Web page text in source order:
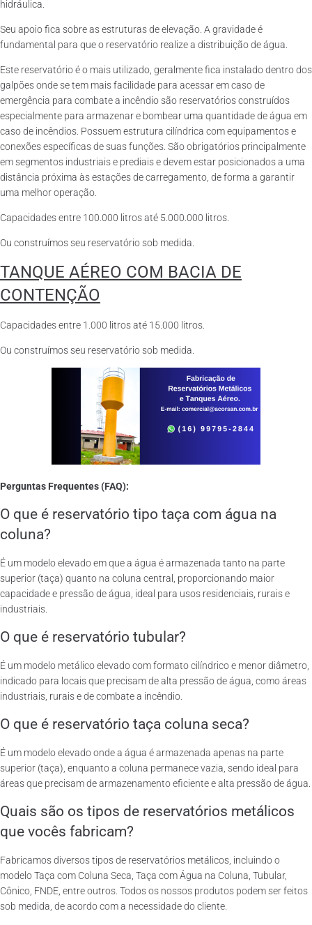
hidráulica.
Seu apoio fica sobre as estruturas de elevação. A gravidade é
fundamental para que o reservatório realize a distribuição de água.
Este reservatório é o mais utilizado, geralmente fica instalado dentro dos
galpões onde se tem mais facilidade para acessar em caso de
emergência para combate a incêndio são reservatórios construídos
especialmente para armazenar e bombear uma quantidade de água em
caso de incêndios. Possuem estrutura cilíndrica com equipamentos e
conexões específicas de suas funções. São obrigatórios principalmente
em segmentos industriais e prediais e devem estar posicionados a uma
distância próxima às estações de carregamento, de forma a garantir
uma melhor operação.
Capacidades entre 100.000 litros até 5.000.000 litros.
Ou construímos seu reservatório sob medida.
TANQUE AÉREO COM BACIA DE
CONTENÇÃO
Capacidades entre 1.000 litros até 15.000 litros.
Ou construímos seu reservatório sob medida.
Perguntas Frequentes (FAQ):
O que é reservatório tipo taça com água na
coluna?
É um modelo elevado em que a água é armazenada tanto na parte
superior (taça) quanto na coluna central, proporcionando maior
capacidade e pressão de água, ideal para usos residenciais, rurais e
industriais.
O que é reservatório tubular?
É um modelo metálico elevado com formato cilíndrico e menor diâmetro,
indicado para locais que precisam de alta pressão de água, como áreas
industriais, rurais e de combate a incêndio.
O que é reservatório taça coluna seca?
É um modelo elevado onde a água é armazenada apenas na parte
superior (taça), enquanto a coluna permanece vazia, sendo ideal para
áreas que precisam de armazenamento eficiente e alta pressão de água.
Quais são os tipos de reservatórios metálicos
que vocês fabricam?
Fabricamos diversos tipos de reservatórios metálicos, incluindo o
modelo Taça com Coluna Seca, Taça com Água na Coluna, Tubular,
Cônico, FNDE, entre outros. Todos os nossos produtos podem ser feitos
sob medida, de acordo com a necessidade do cliente.